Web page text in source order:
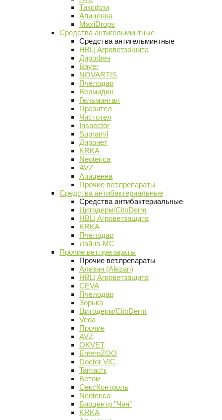
Тиксфли
Апиценна
MaxiDrops
Средства антигельминтные
Средства антигельминтные
НВЦ Агроветзащита
Дирофен
Bayer
NOVARTIS
Пчелодар
Вермидин
Гельминтал
Празител
Чистотел
Inspector
Supramil
Диронет
KRKA
Neoterica
AVZ
Апиценна
Прочие вет.препараты
Средства антибактериальные
Средства антибактериальные
Цитодерм/CitoDerm
НВЦ Агроветзащита
KRKA
Пчелодар
Лайна-МС
Прочие вет.препараты
Прочие вет.препараты
Алезан (Alezan)
НВЦ Агроветзащита
CEVA
Пчелодар
Зорька
Цитодерм/CitoDerm
Veda
Прочие
AVZ
OKVET
EnteroZOO
Doctor VIC
Tamachi
Ветом
СексКонтроль
Neoterica
Биоцентр "Чин"
KRKA